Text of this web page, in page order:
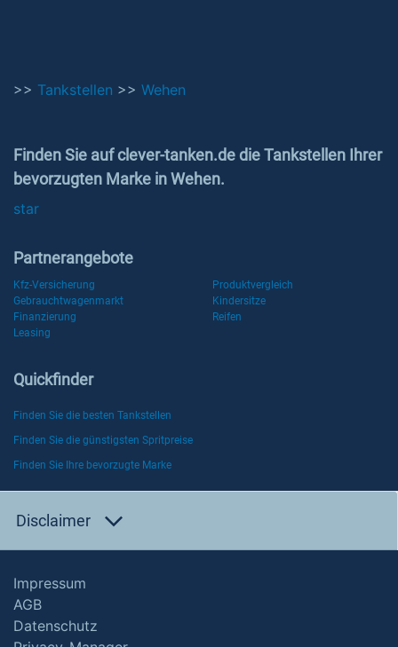
>> Tankstellen >> Wehen
Finden Sie auf clever-tanken.de die Tankstellen Ihrer
bevorzugten Marke in Wehen.
star
Partnerangebote
Kfz-Versicherung
Produktvergleich
Gebrauchtwagenmarkt
Kindersitze
Finanzierung
Reifen
Leasing
Quickfinder
Finden Sie die besten Tankstellen
Finden Sie die günstigsten Spritpreise
Finden Sie Ihre bevorzugte Marke
Disclaimer
Impressum
AGB
Datenschutz